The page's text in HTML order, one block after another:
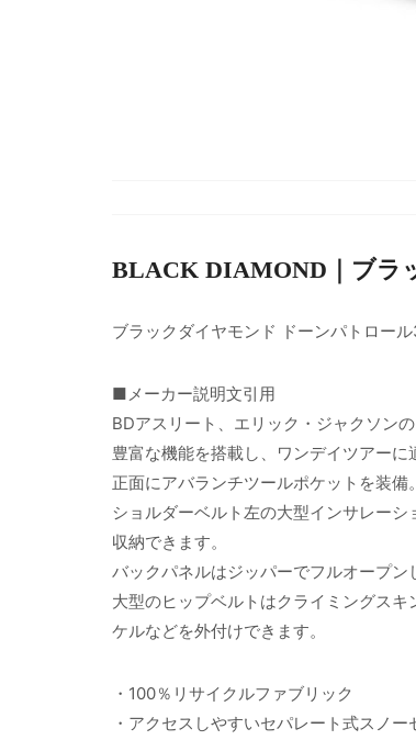
BLACK DIAMOND｜ブラ
ブラックダイヤモンド ドーンパトロー
■メーカー説明文引用
BDアスリート、エリック・ジャクソン
豊富な機能を搭載し、ワンデイツアーに
正面にアバランチツールポケットを装備。
ショルダーベルト左の大型インサレー
収納できます。
バックパネルはジッパーでフルオープン
大型のヒップベルトはクライミングス
ケルなどを外付けできます。
・100％リサイクルファブリック
・アクセスしやすいセパレート式スノー